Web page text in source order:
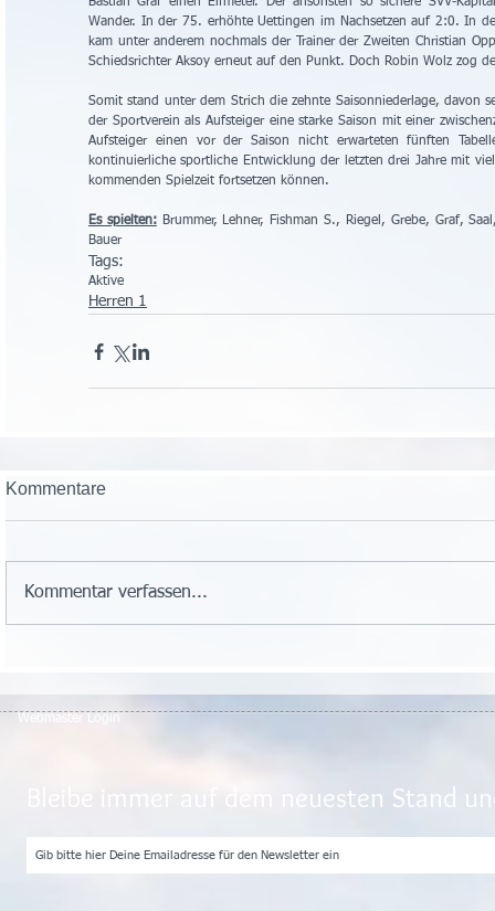
Wander. In der 75. erhöhte Uettingen im Nachsetzen auf 2:0. In
kam unter anderem nochmals der Trainer der Zweiten Christian
Schiedsrichter Aksoy erneut auf den Punkt. Doch Robin Wolz zog
Somit stand unter dem Strich die zehnte Saisonniederlage, davon
der Sportverein als Aufsteiger eine starke Saison mit einer
Aufsteiger einen vor der Saison nicht erwarteten fünften
kontinuierliche sportliche Entwicklung der letzten drei Jahre mit
kommenden Spielzeit fortsetzen können.
Es spielten: Brummer, Lehner, Fishman S., Riegel, Grebe, Graf,
Bauer
Tags:
Aktive
Herren 1
Kommentare
Kommentar verfassen...
Webmaster Login
Bleibe immer auf dem neuesten Stand